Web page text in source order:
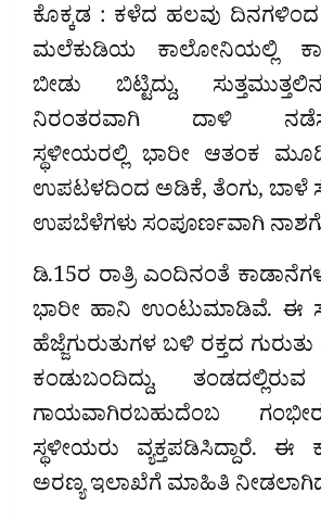
ಕೊಕ್ಕಡ : ಕಳೆದ ಹಲವು
ಮಲೆಕುಡಿಯ ಕಾಲೋನಿಯಲ್ಲಿ
ಬೀಡು ಬಿಟ್ಟಿದ್ದು,
ನಿರಂತರವಾಗಿ ದಾಳಿ
ಸ್ಥಳೀಯರಲ್ಲಿ ಭಾರೀ ಆತಂಕ
ಉಪಟಳದಿಂದ ಅಡಿಕೆ, ತೆಂಗು, ಬಾಳೆ
ಉಪಬೆಳೆಗಳು ಸಂಪೂರ್ಣವಾಗಿ
ಡಿ.15ರ ರಾತ್ರಿ ಎಂದಿನಂತೆ
ಭಾರೀ ಹಾನಿ ಉಂಟುಮಾಡಿವೆ. ಈ
ಹೆಜ್ಜೆಗುರುತುಗಳ ಬಳಿ ರಕ್ತದ
ಕಂಡುಬಂದಿದ್ದು,
ಗಾಯವಾಗಿರಬಹುದೆಂಬ
ಸ್ಥಳೀಯರು ವ್ಯಕ್ತಪಡಿಸಿದ್ದಾರೆ. ಈ
ಅರಣ್ಯ ಇಲಾಖೆಗೆ ಮಾಹಿತಿ